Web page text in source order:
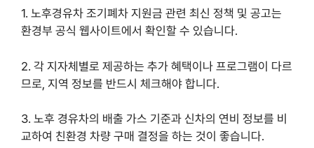
1. 노후경유차 조기폐차 지원금 관련 최신 정책 및 공고는
환경부 공식 웹사이트에서 확인할 수 있습니다.
2. 각 지자체별로 제공하는 추가 혜택이나 프로그램이 다르
므로, 지역 정보를 반드시 체크해야 합니다.
3. 노후 경유차의 배출 가스 기준과 신차의 연비 정보를 비
교하여 친환경 차량 구매 결정을 하는 것이 좋습니다.